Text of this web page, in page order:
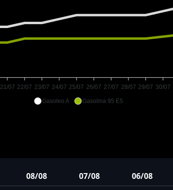
21/07 22/07 23/07 24/07 25/07 26/07 27/07 28/07 29/07 30/07
Gasoleo A Gasolina 95 E5
08/08 07/08 06/08